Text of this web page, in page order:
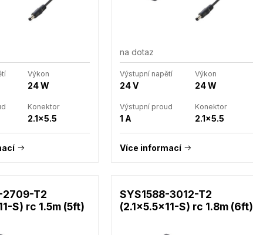
Výkon
24 W
Konektor
2.1x5.5
na dotaz
Výstupní napětí
24 V
Výkon
24 W
Výstupní proud
1 A
Konektor
2.1x5.5
Více informací
2709-T2
S) rc 1.5m (5ft)
SYS1588-3012-T2
(2.1x5.5x11-S) rc 1.8m (6ft)